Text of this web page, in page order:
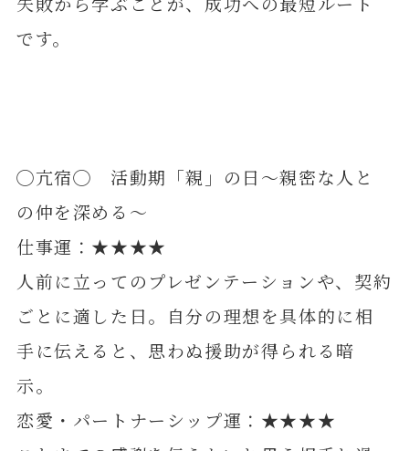
です。
◯亢宿◯ 活動期「親」の日～親密な人と
の仲を深める～
仕事運：★★★★
人前に立ってのプレゼンテーションや、契約
ごとに適した日。自分の理想を具体的に相
手に伝えると、思わぬ援助が得られる暗
示。
恋愛・パートナーシップ運：★★★★